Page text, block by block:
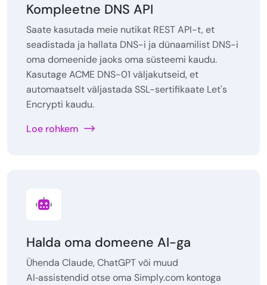
Kompleetne DNS API
Saate kasutada meie nutikat REST API-t, et
seadistada ja hallata DNS-i ja dünaamilist DNS-i
oma domeenide jaoks oma süsteemi kaudu.
Kasutage ACME DNS-01 väljakutseid, et
automaatselt väljastada SSL-sertifikaate Let's
Encrypti kaudu.
Loe rohkem
Halda oma domeene AI-ga
Ühenda Claude, ChatGPT või muud
AI‑assistendid otse oma Simply.com kontoga